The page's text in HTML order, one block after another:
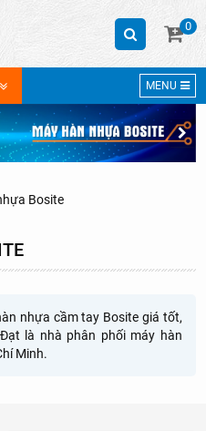
0
MENU
Bosite
nhựa cầm tay Bosite giá tốt,
là nhà phân phối máy hàn
Minh.